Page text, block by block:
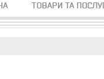
ТОВАРИ ТА